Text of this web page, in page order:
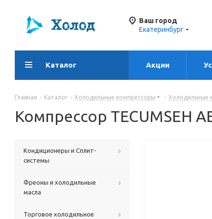
Ваш город
Екатеринбург
Каталог Акции
Главная - Каталог - Холодильные компрессоры - Холодильные
Компрессор TECUMSEH
Кондиционеры и Сплит-
системы
Фреоны и холодильные
масла
Торговое холодильное